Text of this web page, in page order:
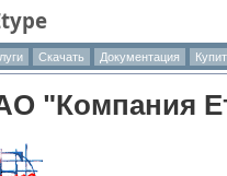
Скачать Документация
"Компания